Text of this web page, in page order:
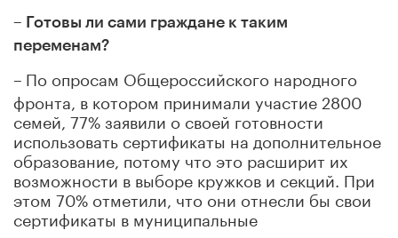
– Готовы ли сами граждане к таким
переменам?
– По опросам Общероссийского народного
фронта, в котором принимали участие 2800
семей, 77% заявили о своей готовности
использовать сертификаты на дополнительное
образование, потому что это расширит их
возможности в выборе кружков и секций. При
этом 70% отметили, что они отнесли бы свои
сертификаты в муниципальные